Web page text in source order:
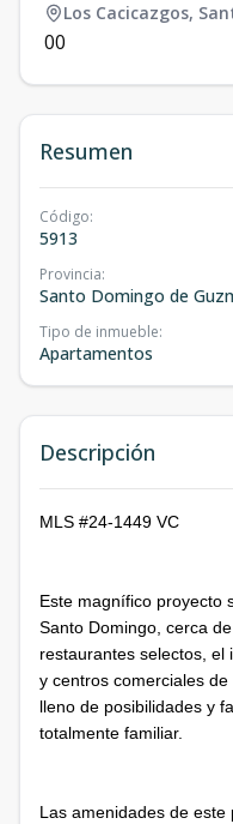
Los Cacicazgos,
00
Resumen
Código:
5913
Provincia:
Santo Domingo de
Tipo de inmueble:
Apartamentos
Descripción
MLS #24-1449 VC
Este magnífico proyecto
Santo Domingo, cerca
restaurantes selectos, el
y centros comerciales
lleno de posibilidades y
totalmente familiar.
Las amenidades de